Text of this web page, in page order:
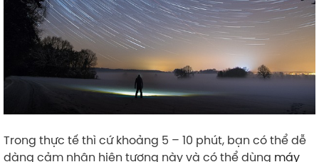
Trong thực tế thì cứ khoảng 5 – 10 phút, bạn có thể dễ
dàng cảm nhận hiện tượng này và có thể dùng máy